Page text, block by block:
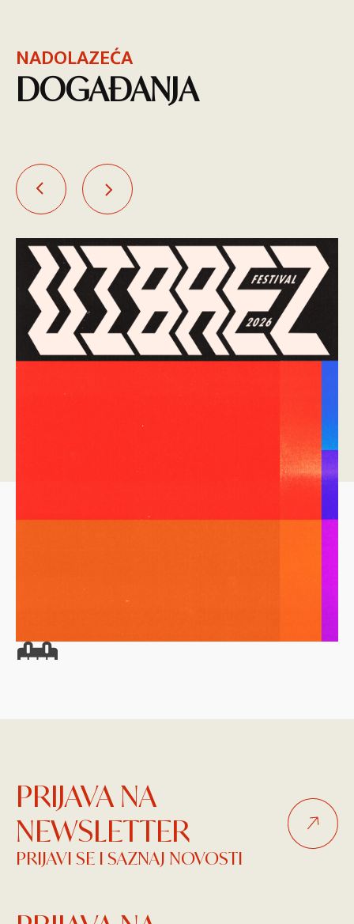
NADOLAZEĆA
DOGAĐANJA
VIBREZ FESTIVAL 2026
PRIJAVA NA
NEWSLETTER
PRIJAVI SE I SAZNAJ NOVOSTI